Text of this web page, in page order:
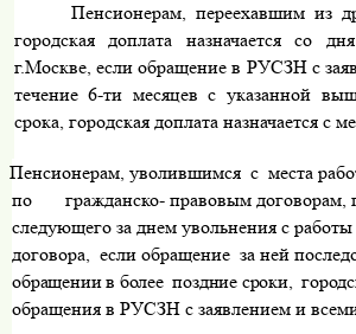
Пенсионерам, переехавшим из
городская доплата назначается со
г.Москве, если обращение в РУСЗН с
течение 6-ти месяцев с указанной
срока, городская доплата назначается с
Пенсионерам, уволившимся с места
по
гражданско- правовым договорам,
следующего за днем увольнения с
договора, если обращение за ней
обращении в более поздние сроки,
обращения в РУСЗН с заявлением и